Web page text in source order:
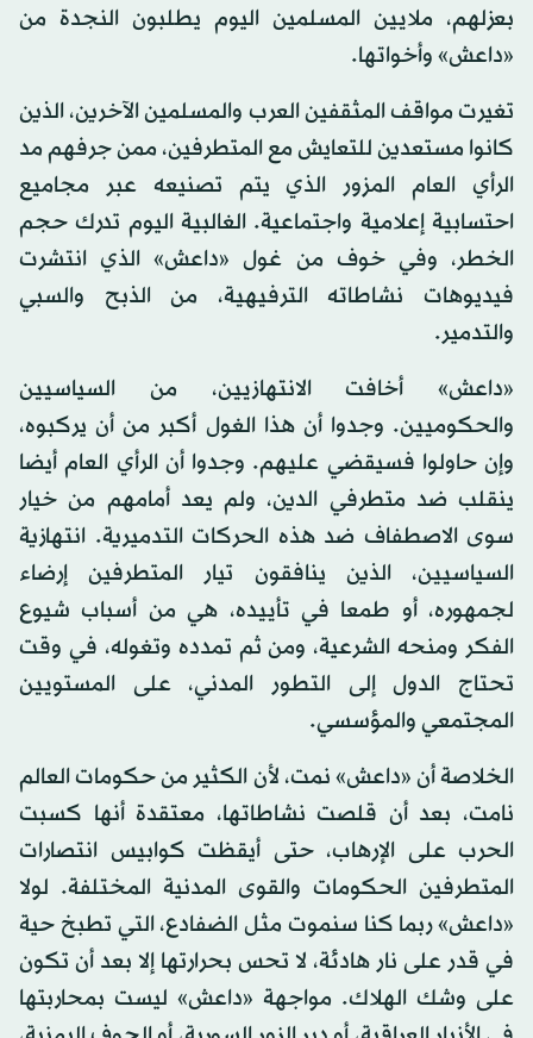
بعزلهم، ملايين المسلمين اليوم يطلبون النجدة من
«داعش» وأخواتها.
تغيرت مواقف المثقفين العرب والمسلمين الآخرين، الذين
كانوا مستعدين للتعايش مع المتطرفين، ممن جرفهم مد
الرأي العام المزور الذي يتم تصنيعه عبر مجاميع
احتسابية إعلامية واجتماعية. الغالبية اليوم تدرك حجم
الخطر، وفي خوف من غول «داعش» الذي انتشرت
فيديوهات نشاطاته الترفيهية، من الذبح والسبي
والتدمير.
«داعش» أخافت الانتهازيين، من السياسيين
والحكوميين. وجدوا أن هذا الغول أكبر من أن يركبوه،
وإن حاولوا فسيقضي عليهم. وجدوا أن الرأي العام أيضا
ينقلب ضد متطرفي الدين، ولم يعد أمامهم من خيار
سوى الاصطفاف ضد هذه الحركات التدميرية. انتهازية
السياسيين، الذين ينافقون تيار المتطرفين إرضاء
لجمهوره، أو طمعا في تأييده، هي من أسباب شيوع
الفكر ومنحه الشرعية، ومن ثم تمدده وتغوله، في وقت
تحتاج الدول إلى التطور المدني، على المستويين
المجتمعي والمؤسسي.
الخلاصة أن «داعش» نمت، لأن الكثير من حكومات العالم
نامت، بعد أن قلصت نشاطاتها، معتقدة أنها كسبت
الحرب على الإرهاب، حتى أيقظت كوابيس انتصارات
المتطرفين الحكومات والقوى المدنية المختلفة. لولا
«داعش» ربما كنا سنموت مثل الضفادع، التي تطبخ حية
في قدر على نار هادئة، لا تحس بحرارتها إلا بعد أن تكون
على وشك الهلاك. مواجهة «داعش» ليست بمحاربتها